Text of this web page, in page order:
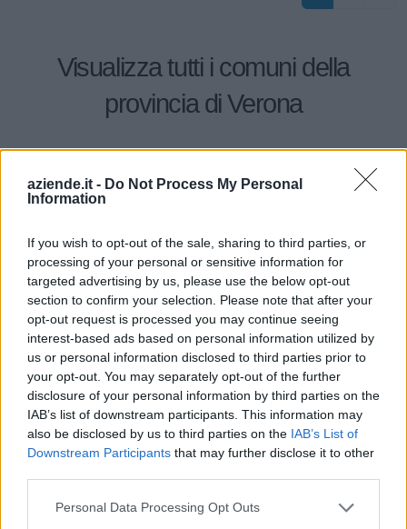
aziende.it - Do Not Process My Personal
Information
If you wish to opt-out of the sale, sharing to third parties, or
processing of your personal or sensitive information for
targeted advertising by us, please use the below opt-out
section to confirm your selection. Please note that after your
opt-out request is processed you may continue seeing
interest-based ads based on personal information utilized by
us or personal information disclosed to third parties prior to
your opt-out. You may separately opt-out of the further
disclosure of your personal information by third parties on the
IAB’s list of downstream participants. This information may
also be disclosed by us to third parties on the IAB’s List of
Downstream Participants that may further disclose it to other
Personal Data Processing Opt Outs
Visualizza tutti i comuni della
provincia di Verona
Albaredo d'Adige (88)
Arcole (129)
Badia Calavena (55)
Bardolino (311)
Belfiore (71)
Bevilacqua (24)
Bonavigo (31)
Boschi Sant'Anna (22)
Bovolone (323)